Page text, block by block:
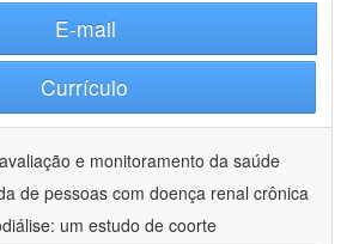
E-mail
Currículo
avaliação e monitoramento da saúde
de pessoas com doença renal crônica
um estudo de coorte